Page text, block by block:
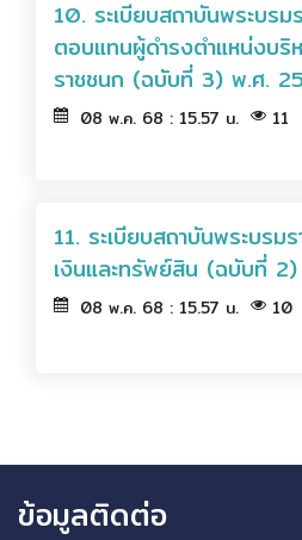
10. ระเบียบสถาบันพระบรม
ตอบแทนผู้ดำรงตำแหน่งบริ
ราชชนก (ฉบับที่ 3) พ.ศ.
08 พ.ค. 68 : 15.57 น. 11
11. ระเบียบสถาบันพระบรม
เงินและทรัพย์สิน (ฉบับที่
08 พ.ค. 68 : 15.57 น. 10
ข้อมูลติดต่อ